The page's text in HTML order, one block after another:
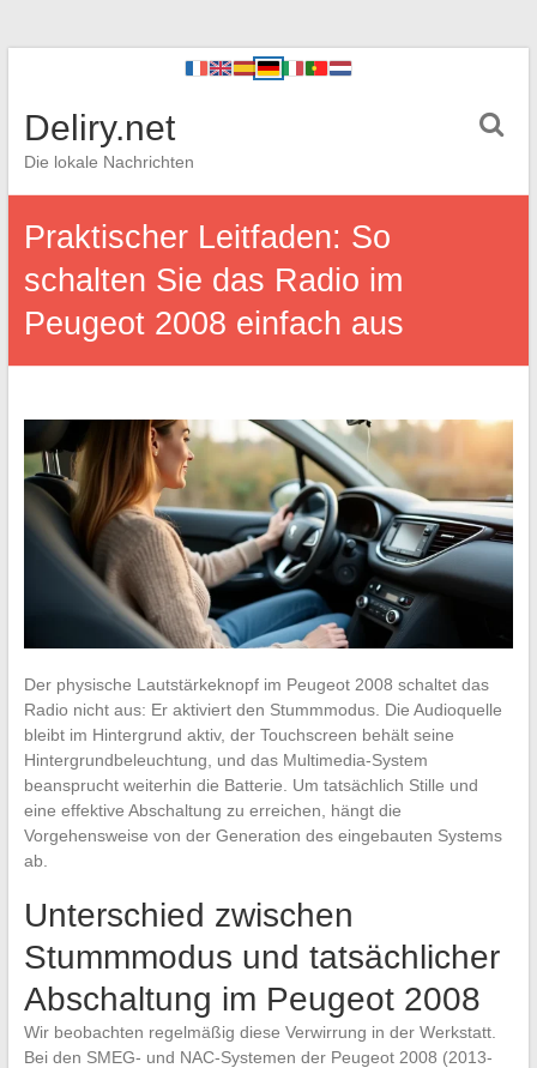
Deliry.net
Die lokale Nachrichten
Praktischer Leitfaden: So
schalten Sie das Radio im
Peugeot 2008 einfach aus
Der physische Lautstärkeknopf im Peugeot 2008 schaltet das
Radio nicht aus: Er aktiviert den Stummmodus. Die Audioquelle
bleibt im Hintergrund aktiv, der Touchscreen behält seine
Hintergrundbeleuchtung, und das Multimedia-System
beansprucht weiterhin die Batterie. Um tatsächlich Stille und
eine effektive Abschaltung zu erreichen, hängt die
Vorgehensweise von der Generation des eingebauten Systems
ab.
Unterschied zwischen
Stummmodus und tatsächlicher
Abschaltung im Peugeot 2008
Wir beobachten regelmäßig diese Verwirrung in der Werkstatt.
Bei den SMEG- und NAC-Systemen der Peugeot 2008 (2013-